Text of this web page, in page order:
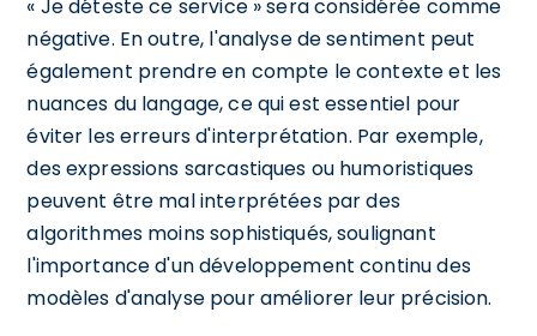
« Je déteste ce service » sera considérée comme
négative. En outre, l'analyse de sentiment peut
également prendre en compte le contexte et les
nuances du langage, ce qui est essentiel pour
éviter les erreurs d'interprétation. Par exemple,
des expressions sarcastiques ou humoristiques
peuvent être mal interprétées par des
algorithmes moins sophistiqués, soulignant
l'importance d'un développement continu des
modèles d'analyse pour améliorer leur précision.